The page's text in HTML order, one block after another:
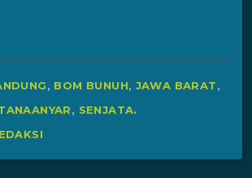
, BOM BUNUH, JAWA BARAT,
, SENJATA.